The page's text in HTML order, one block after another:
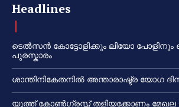
Headlines
ടെൽസൻ കോട്ടോളിക്കും ലിയോ
പുരസ്കാരം
ശാന്തിനികേതനിൽ അന്താരാഷ്ട്ര യോഗ
യൂത്ത് കോൺഗ്രസ്സ് തളിയക്കോണം മേഖല